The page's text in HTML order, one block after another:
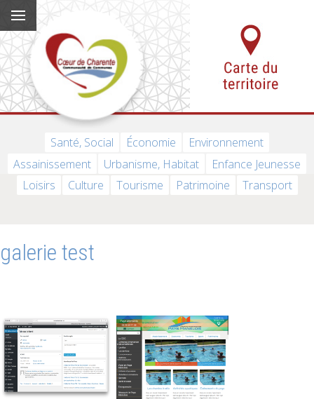
Santé, Social Économie
Environnement
Assainissement
Urbanisme, Habitat
Enfance Jeunesse
Loisirs
Culture Tourisme Patrimoine Transport
galerie test